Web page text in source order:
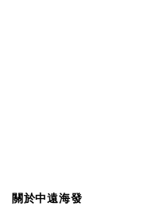
關於中遠海發